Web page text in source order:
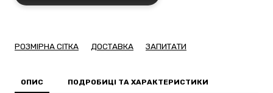
РОЗМІРНА СІТКА ДОСТАВКА ЗАПИТАТИ
ОПИС ПОДРОБИЦІ ТА ХАРАКТЕРИСТИКИ